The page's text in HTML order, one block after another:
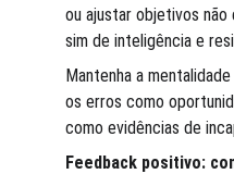
ou ajustar objetivos não
sim de inteligência e
Mantenha a
os erros como
como evidências de
Feedback positivo: